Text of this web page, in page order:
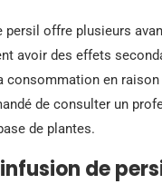
offre plusieurs
avoir des effets
en
de consulter un
de plantes.
de